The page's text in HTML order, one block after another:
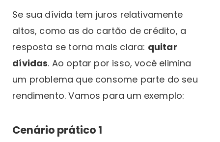
Se sua dívida tem juros relativamente
altos, como as do cartão de crédito, a
resposta se torna mais clara: quitar
dívidas. Ao optar por isso, você elimina
um problema que consome parte do seu
rendimento. Vamos para um exemplo:
Cenário prático 1